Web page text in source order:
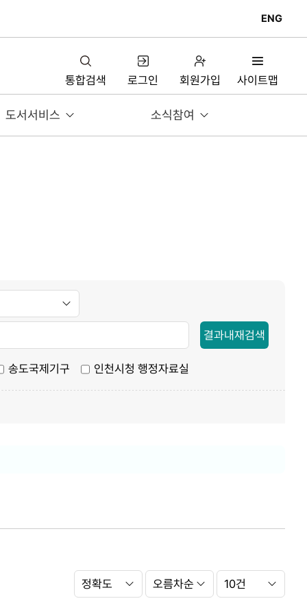
ENG
통합검색 로그인 회원가입 사이트맵
도서서비스 소식참여
결과내재검색
송도국제기구 인천시청 행정자료실